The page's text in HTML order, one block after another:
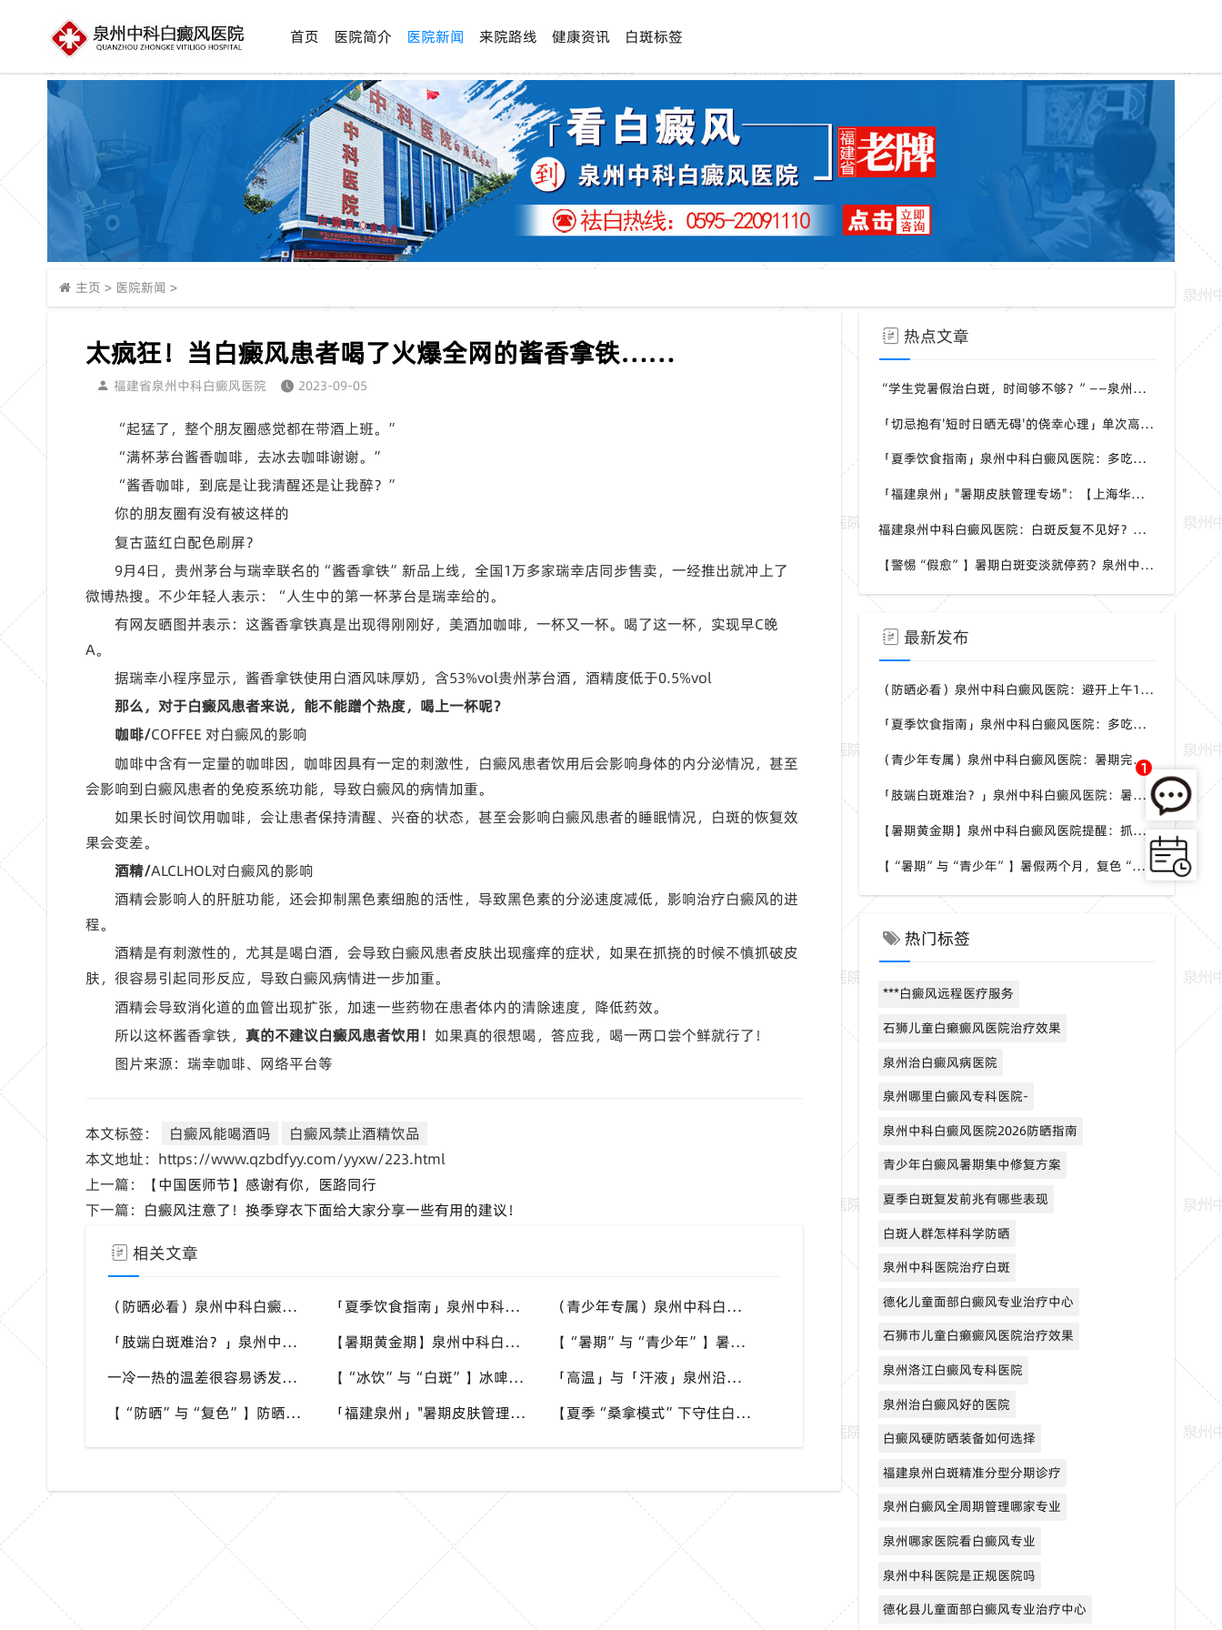
首页 医院简介 医院新闻 来院路线 健康资讯 白斑标签
主页 > 医院新闻 >
太疯狂！当白癜风患者喝了火爆全网的酱香拿铁……
福建省泉州中科白癜风医院 2023-09-05
“起猛了，整个朋友圈感觉都在带酒上班。”
“满杯茅台酱香咖啡，去冰去咖啡谢谢。”
“酱香咖啡，到底是让我清醒还是让我醉？”
你的朋友圈有没有被这样的
复古蓝红白配色刷屏？
9月4日，贵州茅台与瑞幸联名的“酱香拿铁”新品上线，全国1万多家瑞幸店同步售卖，一经推出就冲上了
微博热搜。不少年轻人表示：“人生中的第一杯茅台是瑞幸给的。
有网友晒图并表示：这酱香拿铁真是出现得刚刚好，美酒加咖啡，一杯又一杯。喝了这一杯，实现早C晚
A。
据瑞幸小程序显示，酱香拿铁使用白酒风味厚奶，含53%vol贵州茅台酒，酒精度低于0.5%vol
那么，对于白癜风患者来说， 能不能蹭个热度， 喝上一杯呢？
咖啡/COFFEE 对白癜风的影响
咖啡中含有一定量的咖啡因，咖啡因具有一定的刺激性，白癜风患者饮用后会影响身体的内分泌情况，甚至
会影响到白癜风患者的免疫系统功能，导致白癜风的病情加重。
如果长时间饮用咖啡，会让患者保持清醒、兴奋的状态，甚至会影响白癜风患者的睡眠情况，白斑的恢复效
果会变差。
酒精/ALCLHOL对白癜风的影响
酒精会影响人的肝脏功能，还会抑制黑色素细胞的活性，导致黑色素的分泌速度减低，影响治疗白癜风的进
程。
酒精是有刺激性的，尤其是喝白酒，会导致白癜风患者皮肤出现瘙痒的症状，如果在抓挠的时候不慎抓破皮
肤，很容易引起同形反应，导致白癜风病情进一步加重。
酒精会导致消化道的血管出现扩张，加速一些药物在患者体内的清除速度，降低药效。
所以这杯酱香拿铁， 真的不建议白癜风患者饮用！ 如果真的很想喝，答应我，喝一两口尝个鲜就行了！
图片来源：瑞幸咖啡、网络平台等
本文标签： 白癜风能喝酒吗
白癜风禁止酒精饮品
本文地址：https://www.qzbdfyy.com/yyxw/223.html
上一篇：
【中国医师节】感谢有你，医路同行
下一篇： 白癜风注意了！换季穿衣下面给大家分享一些有用的建议！
相关文章
（防晒必看）泉州中科白癜风医院：避开上午10点至4点，严防同形反应 「夏季饮食指南」泉州中科白癜风医院：多吃黑芝麻坚果，少吃辛辣烧烤
（青少年专属）泉州中科白癜风医院：暑期完整调理空窗期，别让白斑拖成顽固
「肢端白斑难治？」泉州中科白癜风医院：暑期CGF疗法打通末梢微循环
【暑期黄金期】泉州中科白癜风医院提醒：抓住夏季高代谢，加速白斑高效复色
【“暑期”与“青少年”】暑假两个月，复色“加速度”——泉州中科青少年强化治疗通道已开启
一冷一热的温差很容易诱发感冒，上呼吸道感染是三伏天最常见的白斑扩散诱因。
【“冰饮”与“白斑”】冰啤酒配烧烤？泉州中科：肠胃一闹，白斑跟着“跳”
「高温」与「汗液」泉州沿海湿热天——汗液刺激+高温情绪，白癜风患者的“双重考验”
【“防晒”与“复色”】防晒是“控量”不是“全封”——泉州中科教你分清“哪来的光”
「福建泉州」"暑期皮肤管理专场"：【上海华山医院魏明辉副教授8月1日-2日亲临"泉州中科皮肤医院"联合会诊，家门口对接一线专家】 【夏季“桑拿模式”下守住白斑不扩散】泉州中科：防晒、护肤、作息、饮食四件事稳稳控制病情
热点文章
“学生党暑假治白斑，时间够不够？”——泉州中科：暑期集中治疗模式，复色提速约20%
「切忌抱有'短时日晒无碍'的侥幸心理」单次高强度暴晒就可能导致白斑扩散——泉州中科：每一次暴晒都可能加重病情
「夏季饮食指南」泉州中科白癜风医院：多吃黑芝麻坚果，少吃辛辣烧烤
「福建泉州」"暑期皮肤管理专场"：【上海华山医院魏明辉副教授8月1日-2日亲临"泉州中科皮肤医院"联合会诊，家门口对接一线专家】
福建泉州中科白癜风医院：白斑反复不见好？内调外促如何帮你稳步改善？
【警惕“假愈”】暑期白斑变淡就停药？泉州中科专家：那是紫外线“障眼法”！三维CT查基底，防秋季大爆发。
最新发布
（防晒必看）泉州中科白癜风医院：避开上午10点至4点，严防同形反应
「夏季饮食指南」泉州中科白癜风医院：多吃黑芝麻坚果，少吃辛辣烧烤
（青少年专属）泉州中科白癜风医院：暑期完整调理空窗期，别让白斑拖成顽固
「肢端白斑难治？」泉州中科白癜风医院：暑期CGF疗法打通末梢微循环
【暑期黄金期】泉州中科白癜风医院提醒：抓住夏季高代谢，加速白斑高效复色
【“暑期”与“青少年”】暑假两个月，复色“加速度”——泉州中科青少年强化治疗通道已开启
热门标签
***白癜风远程医疗服务
石狮儿童白癞癜风医院治疗效果
泉州治白癜风病医院
泉州哪里白癜风专科医院-
泉州中科白癜风医院2026防晒指南
青少年白癜风暑期集中修复方案
夏季白斑复发前兆有哪些表现
白斑人群怎样科学防晒
泉州中科医院治疗白斑
德化儿童面部白癜风专业治疗中心
石狮市儿童白癞癜风医院治疗效果
泉州洛江白癜风专科医院
泉州治白癜风好的医院
白癜风硬防晒装备如何选择
福建泉州白斑精准分型分期诊疗
泉州白癜风全周期管理哪家专业
泉州哪家医院看白癜风专业
泉州中科医院是正规医院吗
德化县儿童面部白癜风专业治疗中心
1